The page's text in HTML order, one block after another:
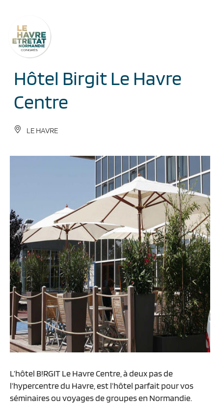
Hôtel Birgit Le Havre
Centre
LE HAVRE
L’hôtel B!RGIT Le Havre Centre, à deux pas de
l’hypercentre du Havre, est l’hôtel parfait pour vos
séminaires ou voyages de groupes en Normandie.